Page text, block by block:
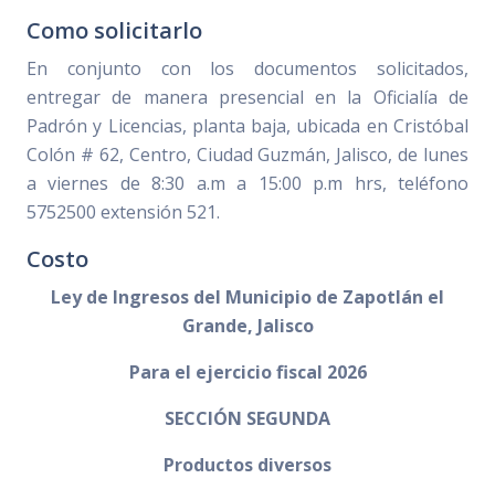
Como solicitarlo
En conjunto con los documentos solicitados,
entregar de manera presencial en la Oficialía de
Padrón y Licencias, planta baja, ubicada en Cristóbal
Colón # 62, Centro, Ciudad Guzmán, Jalisco, de lunes
a viernes de 8:30 a.m a 15:00 p.m hrs, teléfono
5752500 extensión 521.
Costo
Ley de Ingresos del Municipio de Zapotlán el
Grande, Jalisco
Para el ejercicio fiscal 2026
SECCIÓN SEGUNDA
Productos diversos